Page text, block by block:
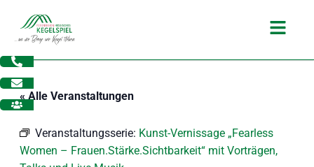
Inhalt
springen
Main
« Alle Veranstaltungen
Veranstaltungsserie: Kunst-Vernissage „Fearless
Women – Frauen.Stärke.Sichtbarkeit“ mit Vorträgen,